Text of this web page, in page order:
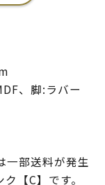
、脚:ラバー
一部送料が発生
【C】です。